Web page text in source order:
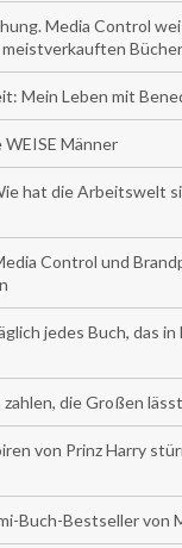
Media Control
Mein Leben mit
Männer
hat die Arbeitswelt
Control und
jedes Buch, das
die Großen
von Prinz Harry
Buch-Bestseller von